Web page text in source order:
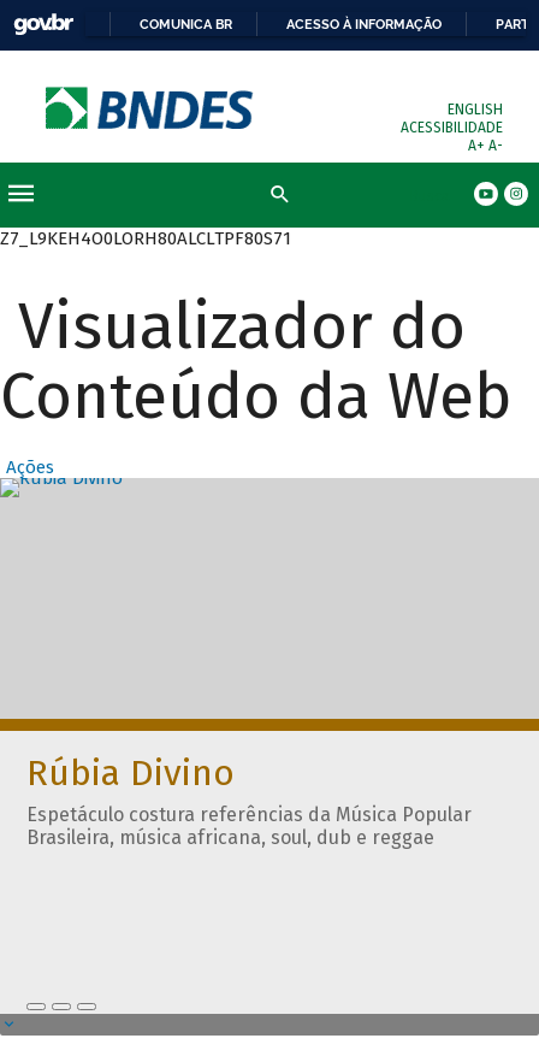
COMUNICA BR ACESSO À INFORMAÇÃO
ENGLISH
ACESSIBILIDADE
A+ A-
Z7_L9KEH4O0LORH80ALCLTPF80S71
Visualizador do
Conteúdo da Web
Ações
Destaques
Rúbia Divino
Espetáculo costura referências da Música Popular
Brasileira, música africana, soul, dub e reggae